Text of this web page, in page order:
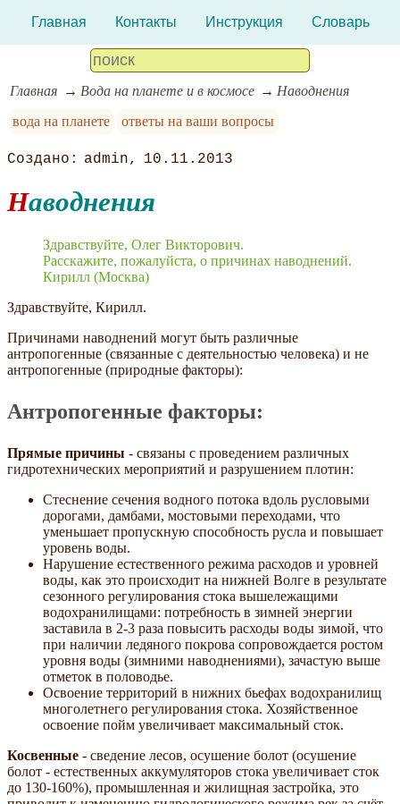
Главная Контакты Инструкция Словарь
Главная Вода на планете и в космосе
Наводнения
вода на планете
ответы на ваши вопросы
admin 10.11.2013
Наводнения
Здравствуйте, Олег Викторович.
Расскажите, пожалуйста, о причинах наводнений.
Кирилл (Москва)
Здравствуйте, Кирилл.
Причинами наводнений могут быть различные
антропогенные (связанные с деятельностью человека) и не
антропогенные (природные факторы):
Антропогенные факторы:
Прямые причины - связаны с проведением различных
гидротехнических мероприятий и разрушением плотин:
Стеснение сечения водного потока вдоль русловыми
дорогами, дамбами, мостовыми переходами, что
уменьшает пропускную способность русла и повышает
уровень воды.
Нарушение естественного режима расходов и уровней
воды, как это происходит на нижней Волге в результате
сезонного регулирования стока вышележащими
водохранилищами: потребность в зимней энергии
заставила в 2-3 раза повысить расходы воды зимой, что
при наличии ледяного покрова сопровождается ростом
уровня воды (зимними наводнениями), зачастую выше
отметок в половодье.
Освоение территорий в нижних бьефах водохранилищ
многолетнего регулирования стока. Хозяйственное
освоение пойм увеличивает максимальный сток.
Косвенные - сведение лесов, осушение болот (осушение
болот - естественных аккумуляторов стока увеличивает сток
до 130-160%), промышленная и жилищная застройка, это